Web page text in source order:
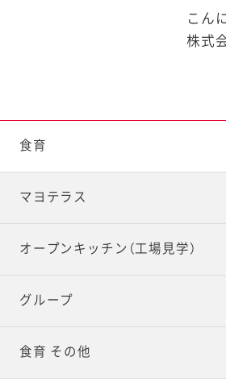
こん
株式
食育
マヨテラス
オープンキッチン（工場見学）
グループ
食育 その他